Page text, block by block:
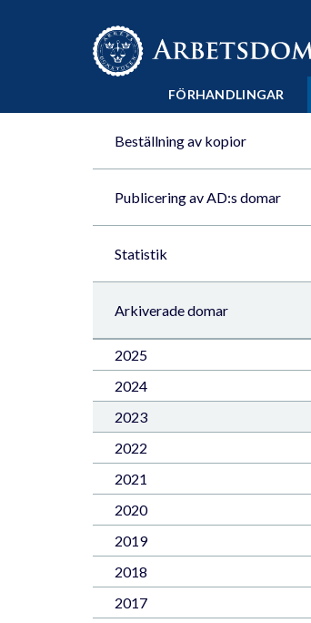
Till innehåll på sidan x
FÖRHANDLINGAR
Beställning av kopior
Publicering av AD:s domar
Statistik
Arkiverade domar
2025
2024
2023
2022
2021
2020
2019
2018
2017